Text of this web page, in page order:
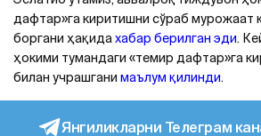
дафтар»га киритишни сўраб мурожаат
боргани ҳақидахабар берилган эди.
ҳокими тумандаги «темир дафтар»га
билан учрашгани маълум қилинди.
Янгиликларни Телеграм